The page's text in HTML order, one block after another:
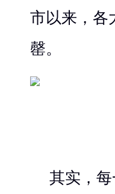
市以来，各
罄。
其实，